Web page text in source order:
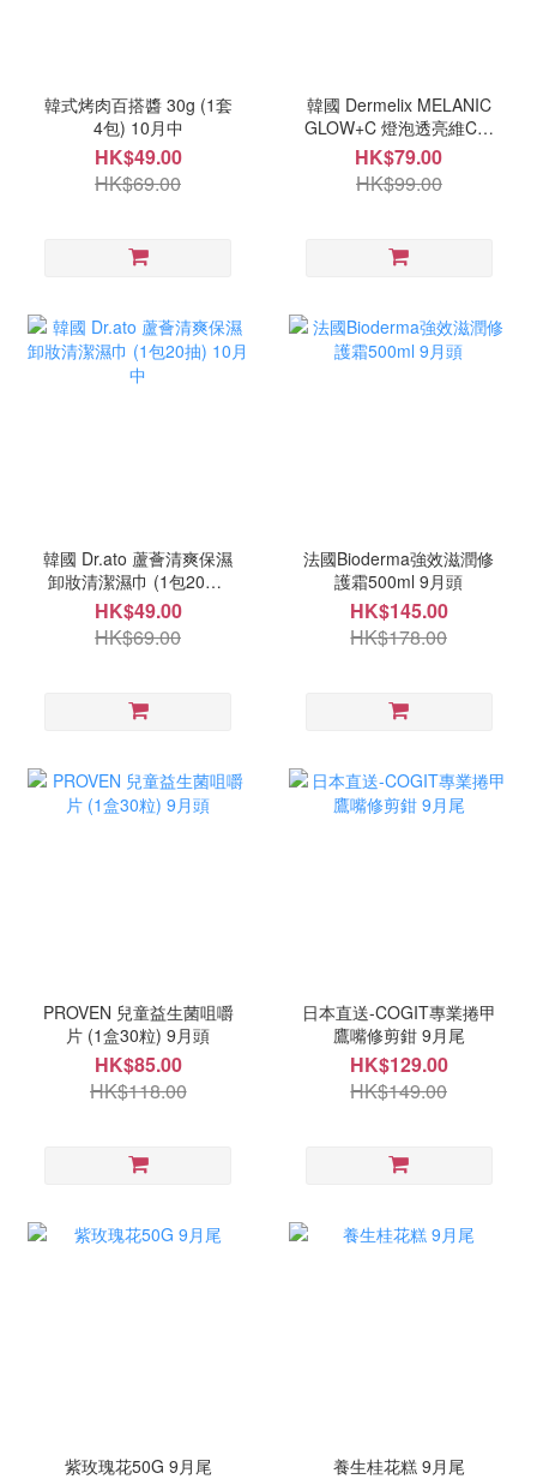
韓式烤肉百搭醬 30g (1套
4包) 10月中
HK$49.00
HK$69.00
韓國 Dermelix MELANIC
GLOW+C 燈泡透亮維C光
澤霜 50g 10月中
HK$79.00
HK$99.00
韓國 Dr.ato 蘆薈清爽保濕
卸妝清潔濕巾 (1包20抽)
10月中
HK$49.00
HK$69.00
法國Bioderma強效滋潤修
護霜500ml 9月頭
HK$145.00
HK$178.00
PROVEN 兒童益生菌咀嚼
片 (1盒30粒) 9月頭
HK$85.00
HK$118.00
日本直送-COGIT專業捲甲
鷹嘴修剪鉗 9月尾
HK$129.00
HK$149.00
紫玫瑰花50G 9月尾 養生桂花糕 9月尾